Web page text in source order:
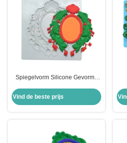
Spiegelvorm Silicone Gevormd
Aangepast de Cakefondantje van
Vormendiy
Vind de beste prijs